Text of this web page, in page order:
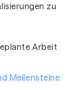
zu
Arbeit
Meilensteine